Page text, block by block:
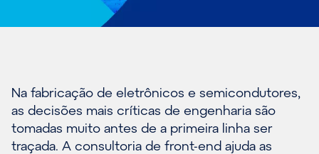
Na fabricação de eletrônicos e semicondutores,
as decisões mais críticas de engenharia são
tomadas muito antes de a primeira linha ser
traçada. A consultoria de front-end ajuda as